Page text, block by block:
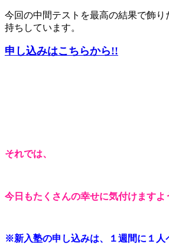
今回の中間テストを最高の結果で飾り
持ちしています。
申し込みはこちらから!!
それでは、
今日もたくさんの幸せに気付けますよ
※新入塾の申し込みは、１週間に１人